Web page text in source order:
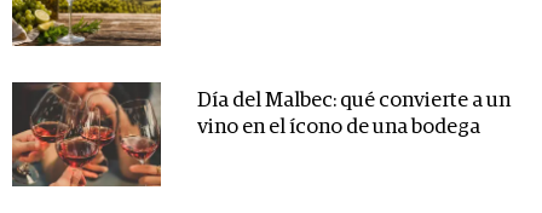
Día del Malbec: qué convierte a un
vino en el ícono de una bodega